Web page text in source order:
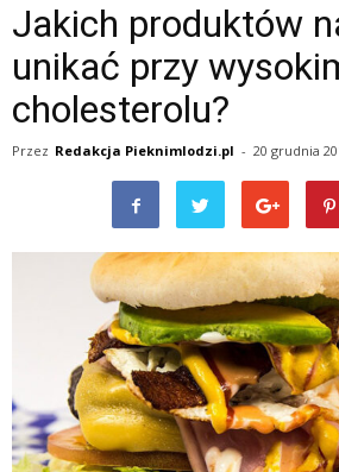
Jakich produktów
unikać przy
cholesterolu?
Przez Redakcja Pieknimlodzi.pl - 20 grudnia